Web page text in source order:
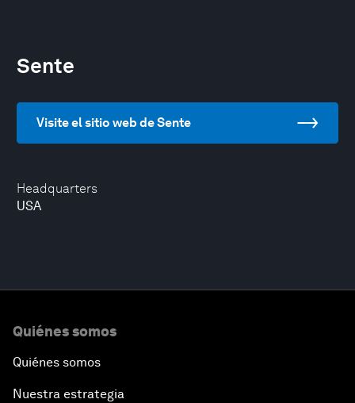
Headquarters
USA
Sente
Visite el sitio web de Sente
Quiénes somos
Quiénes somos
Nuestra estrategia